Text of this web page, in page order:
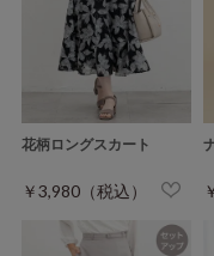
花柄ロングスカート
￥3,980（税込）